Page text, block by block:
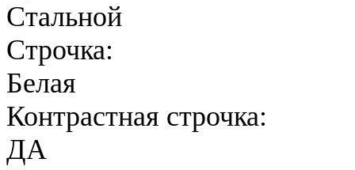
Стальной
Строчка:
Белая
Контрастная строчка:
ДА